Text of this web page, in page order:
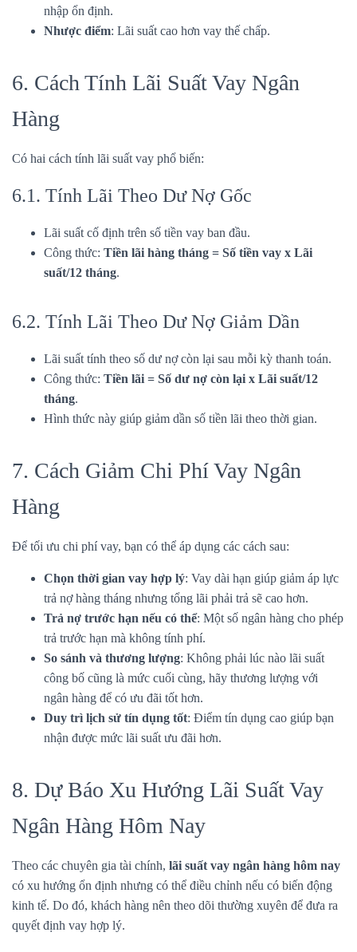
nhập ổn định.
Nhược điểm: Lãi suất cao hơn vay thế chấp.
6. Cách Tính Lãi Suất Vay Ngân
Hàng
Có hai cách tính lãi suất vay phổ biến:
6.1. Tính Lãi Theo Dư Nợ Gốc
Lãi suất cố định trên số tiền vay ban đầu.
Công thức: Tiền lãi hàng tháng = Số tiền vay x Lãi
suất/12 tháng.
6.2. Tính Lãi Theo Dư Nợ Giảm Dần
Lãi suất tính theo số dư nợ còn lại sau mỗi kỳ thanh toán.
Công thức: Tiền lãi = Số dư nợ còn lại x Lãi suất/12
tháng.
Hình thức này giúp giảm dần số tiền lãi theo thời gian.
7. Cách Giảm Chi Phí Vay Ngân
Hàng
Để tối ưu chi phí vay, bạn có thể áp dụng các cách sau:
Chọn thời gian vay hợp lý: Vay dài hạn giúp giảm áp lực
trả nợ hàng tháng nhưng tổng lãi phải trả sẽ cao hơn.
Trả nợ trước hạn nếu có thể: Một số ngân hàng cho phép
trả trước hạn mà không tính phí.
So sánh và thương lượng: Không phải lúc nào lãi suất
công bố cũng là mức cuối cùng, hãy thương lượng với
ngân hàng để có ưu đãi tốt hơn.
Duy trì lịch sử tín dụng tốt: Điểm tín dụng cao giúp bạn
nhận được mức lãi suất ưu đãi hơn.
8. Dự Báo Xu Hướng Lãi Suất Vay
Ngân Hàng Hôm Nay
Theo các chuyên gia tài chính, lãi suất vay ngân hàng hôm nay
có xu hướng ổn định nhưng có thể điều chỉnh nếu có biến động
kinh tế. Do đó, khách hàng nên theo dõi thường xuyên để đưa ra
quyết định vay hợp lý.